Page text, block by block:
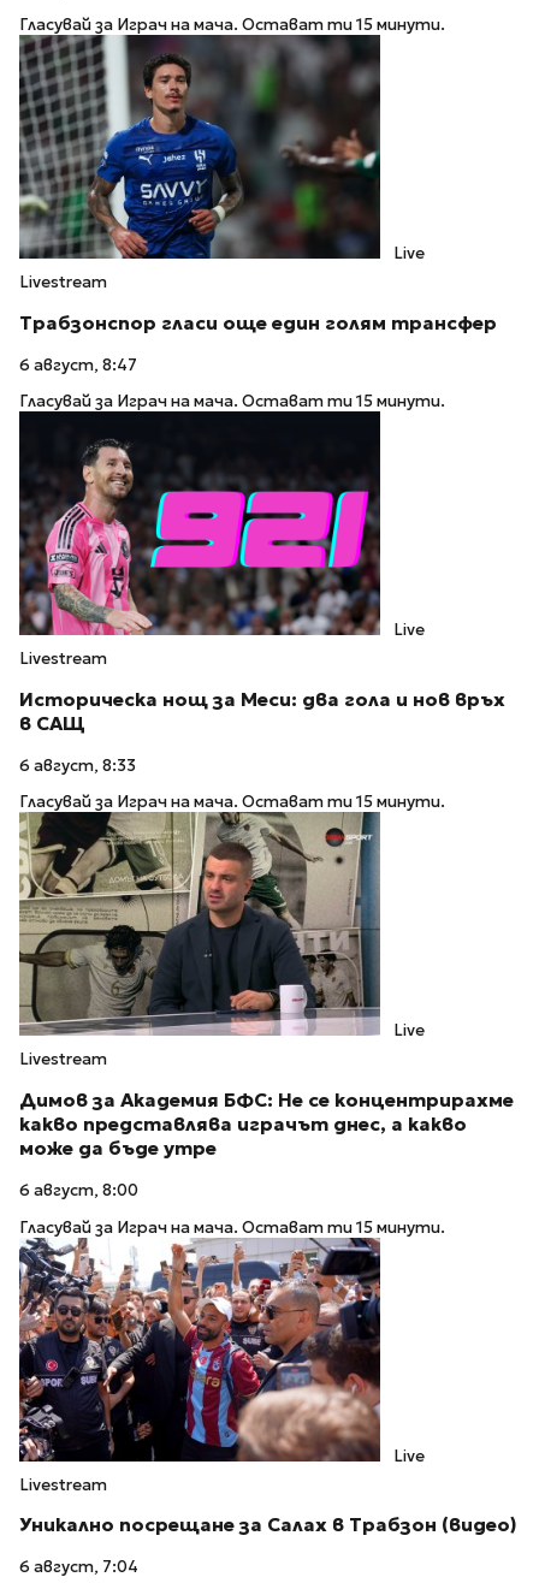
Гласувай за Играч на мача. Остават ти 15 минути.
Live
Livestream
Трабзонспор гласи още един голям трансфер
6 август, 8:47
Гласувай за Играч на мача. Остават ти 15 минути.
Live
Livestream
Историческа нощ за Меси: два гола и нов връх
в САЩ
6 август, 8:33
Гласувай за Играч на мача. Остават ти 15 минути.
Live
Livestream
Димов за Академия БФС: Не се концентрирахме
какво представлява играчът днес, а какво
може да бъде утре
6 август, 8:00
Гласувай за Играч на мача. Остават ти 15 минути.
Live
Livestream
Уникално посрещане за Салах в Трабзон (видео)
6 август, 7:04